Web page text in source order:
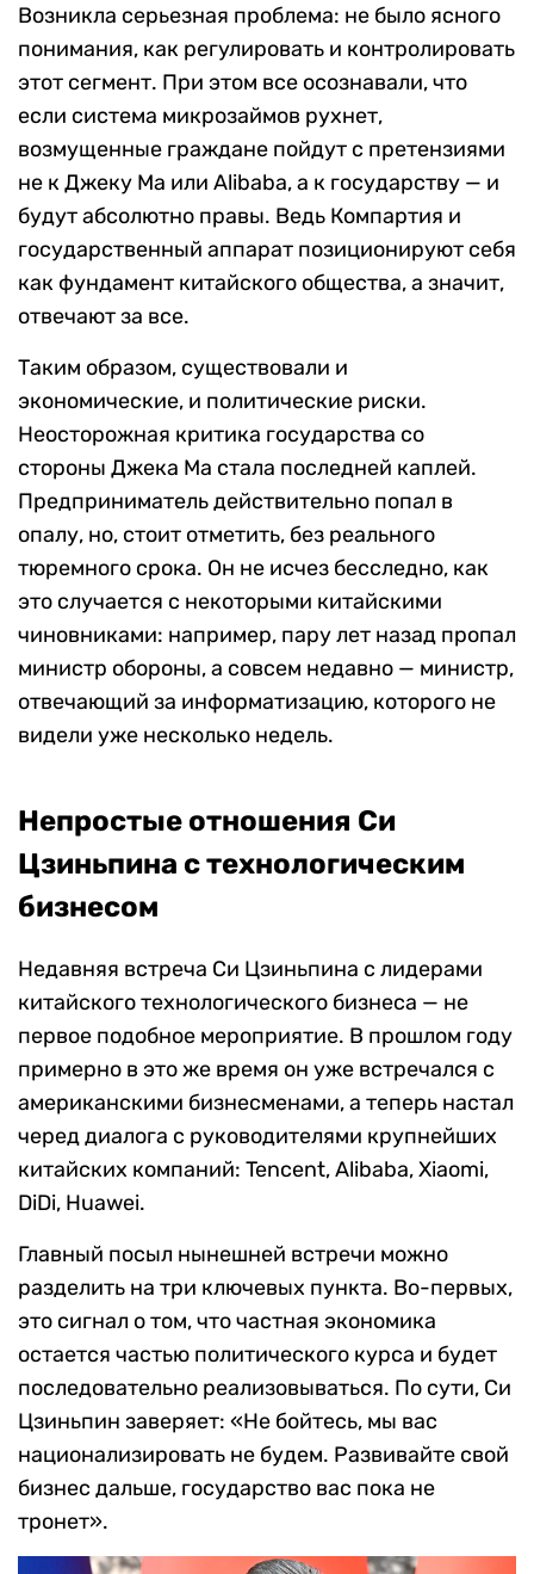
Возникла серьезная проблема: не было ясного
понимания, как регулировать и контролировать
этот сегмент. При этом все осознавали, что
если система микрозаймов рухнет,
возмущенные граждане пойдут с претензиями
не к Джеку Ма или Alibaba, а к государству — и
будут абсолютно правы. Ведь Компартия и
государственный аппарат позиционируют себя
как фундамент китайского общества, а значит,
отвечают за все.
Таким образом, существовали и
экономические, и политические риски.
Неосторожная критика государства со
стороны Джека Ма стала последней каплей.
Предприниматель действительно попал в
опалу, но, стоит отметить, без реального
тюремного срока. Он не исчез бесследно, как
это случается с некоторыми китайскими
чиновниками: например, пару лет назад пропал
министр обороны, а совсем недавно — министр,
отвечающий за информатизацию, которого не
видели уже несколько недель.
Непростые отношения Си
Цзиньпина c технологическим
бизнесом
Недавняя встреча Си Цзиньпина с лидерами
китайского технологического бизнеса — не
первое подобное мероприятие. В прошлом году
примерно в это же время он уже встречался с
американскими бизнесменами, а теперь настал
черед диалога с руководителями крупнейших
китайских компаний: Tencent, Alibaba, Xiaomi,
DiDi, Huawei.
Главный посыл нынешней встречи можно
разделить на три ключевых пункта. Во-первых,
это сигнал о том, что частная экономика
остается частью политического курса и будет
последовательно реализовываться. По сути, Си
Цзиньпин заверяет: «Не бойтесь, мы вас
национализировать не будем. Развивайте свой
бизнес дальше, государство вас пока не
тронет».